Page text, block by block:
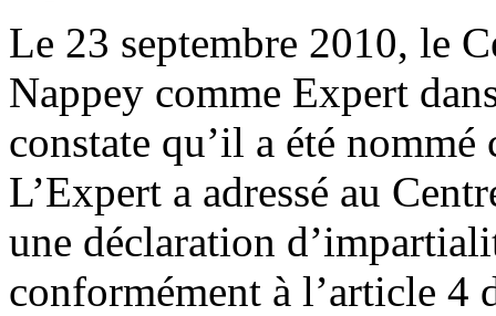
Le 23 septembre 2010, le
Nappey comme Expert
constate qu’il a été
L’Expert a adressé au
une déclaration
conformément à l’article 4